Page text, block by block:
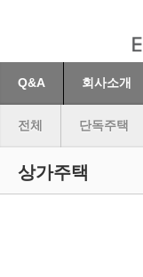
Q&A 회사소개
전체 단독주택
상가주택